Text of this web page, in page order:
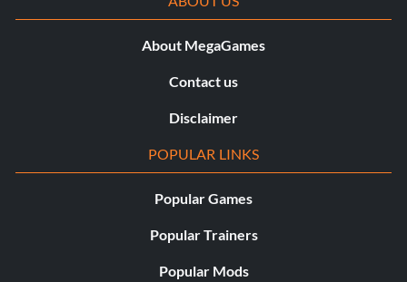
About MegaGames
Contact us
Disclaimer
POPULAR LINKS
Popular Games
Popular Trainers
Popular Mods